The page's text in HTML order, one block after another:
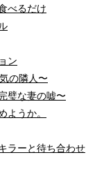
べるだけ
ン
の隣人〜
璧な妻の嘘〜
ようか。
ラーと待ち合わせ